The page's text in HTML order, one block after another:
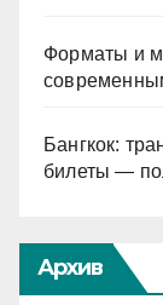
Форматы и
Бангкок:
билеты —
Архив